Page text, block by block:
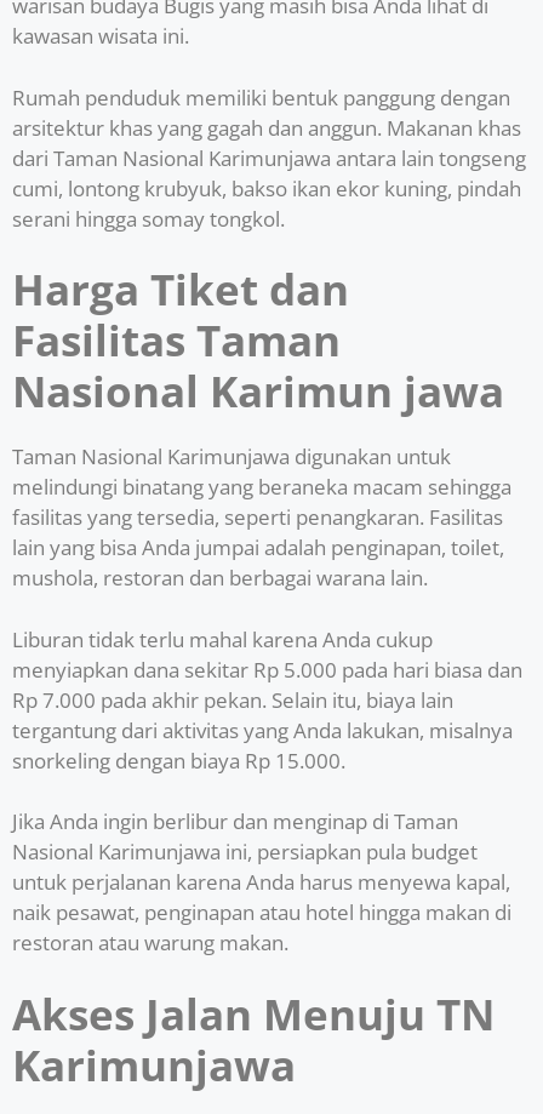
kawasan wisata ini.
Rumah penduduk memiliki bentuk panggung dengan
arsitektur khas yang gagah dan anggun. Makanan khas
dari Taman Nasional Karimunjawa antara lain tongseng
cumi, lontong krubyuk, bakso ikan ekor kuning, pindah
serani hingga somay tongkol.
Harga Tiket dan
Fasilitas Taman
Nasional Karimun jawa
Taman Nasional Karimunjawa digunakan untuk
melindungi binatang yang beraneka macam sehingga
fasilitas yang tersedia, seperti penangkaran. Fasilitas
lain yang bisa Anda jumpai adalah penginapan, toilet,
mushola, restoran dan berbagai warana lain.
Liburan tidak terlu mahal karena Anda cukup
menyiapkan dana sekitar Rp 5.000 pada hari biasa dan
Rp 7.000 pada akhir pekan. Selain itu, biaya lain
tergantung dari aktivitas yang Anda lakukan, misalnya
snorkeling dengan biaya Rp 15.000.
Jika Anda ingin berlibur dan menginap di Taman
Nasional Karimunjawa ini, persiapkan pula budget
untuk perjalanan karena Anda harus menyewa kapal,
naik pesawat, penginapan atau hotel hingga makan di
restoran atau warung makan.
Akses Jalan Menuju TN
Karimunjawa